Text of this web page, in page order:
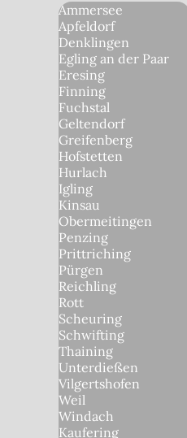
Ammersee
Apfeldorf
Denklingen
Egling an der Paar
Eresing
Finning
Fuchstal
Geltendorf
Greifenberg
Hofstetten
Hurlach
Igling
Kinsau
Obermeitingen
Penzing
Prittriching
Pürgen
Reichling
Rott
Scheuring
Schwifting
Thaining
Unterdießen
Vilgertshofen
Weil
Windach
Kaufering